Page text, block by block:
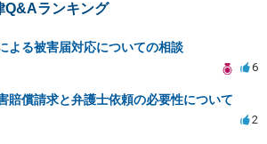
Q&Aランキング
よる被害届対応についての相談
6
賠償請求と弁護士依頼の必要性について
2